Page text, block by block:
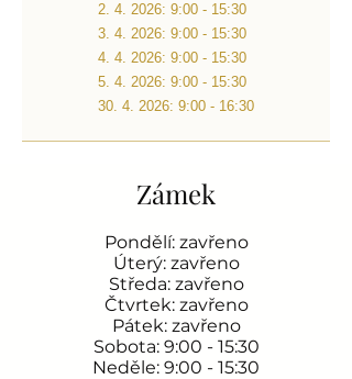
2. 4. 2026: 9:00 - 15:30
3. 4. 2026: 9:00 - 15:30
4. 4. 2026: 9:00 - 15:30
5. 4. 2026: 9:00 - 15:30
30. 4. 2026: 9:00 - 16:30
Zámek
Pondělí: zavřeno
Úterý: zavřeno
Středa: zavřeno
Čtvrtek: zavřeno
Pátek: zavřeno
Sobota: 9:00 - 15:30
Neděle: 9:00 - 15:30